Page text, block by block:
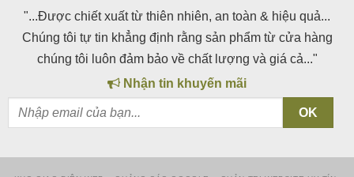
"...Được chiết xuất từ thiên nhiên, an toàn & hiệu quả...
Chúng tôi tự tin khẳng định rằng sản phẩm từ cửa hàng
chúng tôi luôn đảm bảo về chất lượng và giá cả..."
Nhận tin khuyến mãi